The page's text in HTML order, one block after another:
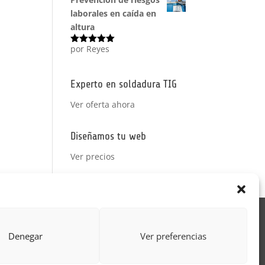
Denegar Ver preferencias
laborales en caída en
altura
Valorado
por Reyes
Experto en soldadura TIG
Ver oferta ahora
Diseñamos tu web
Ver precios
Formulario uso de imagen